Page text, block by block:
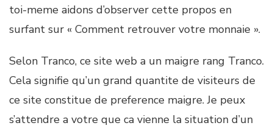
toi-meme aidons d’observer cette propos en
surfant sur « Comment retrouver votre monnaie ».
Selon Tranco, ce site web a un maigre rang Tranco.
Cela signifie qu’un grand quantite de visiteurs de
ce site constitue de preference maigre. Je peux
s’attendre a votre que ca vienne la situation d’un